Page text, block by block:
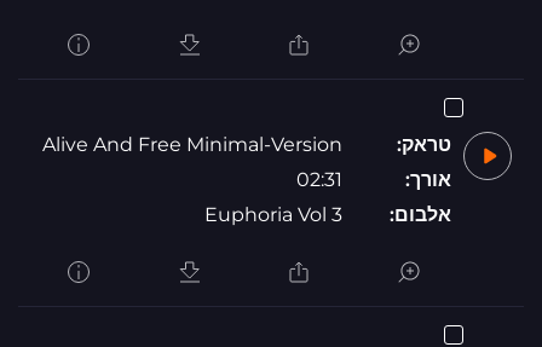
טראק:
Alive And Free Minimal-Version
אורך:
02:31
אלבום:
Euphoria Vol 3